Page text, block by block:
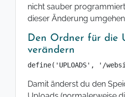
nicht sauber
dieser Änderung
Den Ordner für die
verändern
define('UPLOADS', '/
Damit änderst du den